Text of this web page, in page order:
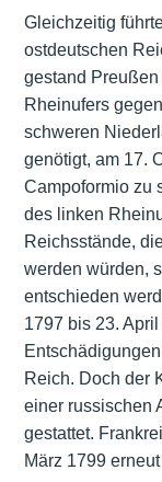
Gleichzeitig
ostdeutschen
gestand
Rheinufers
schweren
genötigt, am 17.
Campoformio zu
des linken
Reichsstände,
werden würden,
entschieden
1797 bis 23.
Reich. Doch der
einer russischen
gestattet.
März 1799